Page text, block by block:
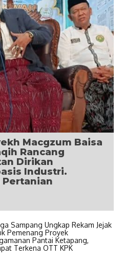
Macgzum Baisa
Rancang
Dirikan
Industri.
Pertanian
Sampang Ungkap Rekam Jejak
Pemenang Proyek
Pantai Ketapang,
Terkena OTT KPK